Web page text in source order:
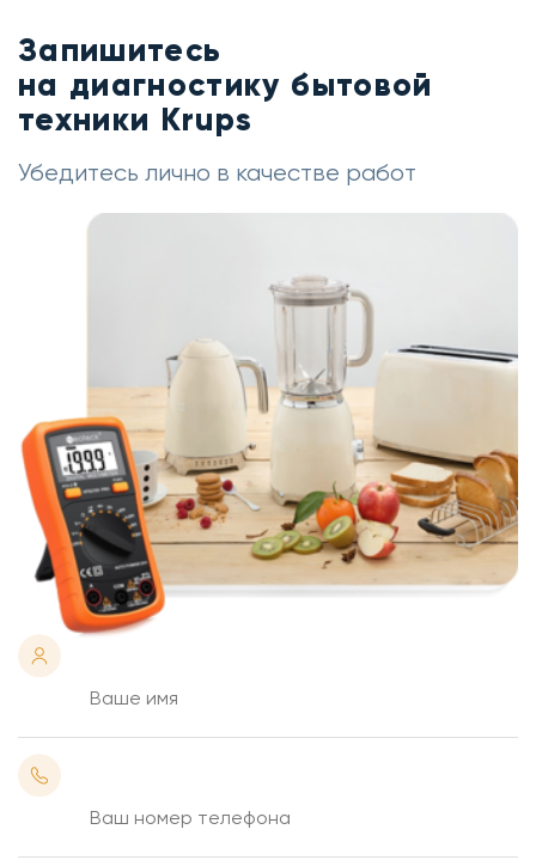
Запишитесь
на диагностику бытовой
техники Krups
Убедитесь лично в качестве работ